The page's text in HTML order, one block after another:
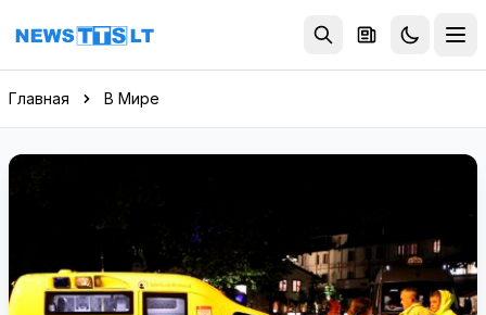
Перейти к содержимому
Главная В Мире